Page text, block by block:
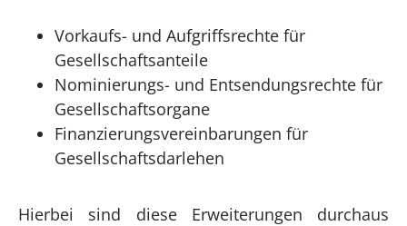
Vorkaufs- und Aufgriffsrechte für
Gesellschaftsanteile
Nominierungs- und Entsendungsrechte für
Gesellschaftsorgane
Finanzierungsvereinbarungen für
Gesellschaftsdarlehen
Hierbei sind diese Erweiterungen durchaus